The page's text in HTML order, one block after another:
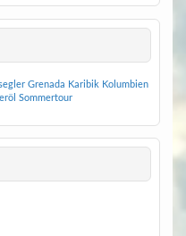
Grenada Karibik Kolumbien
Sommertour